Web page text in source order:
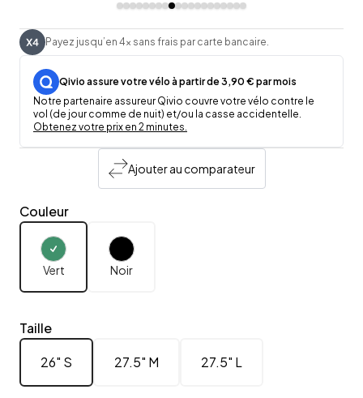
Payez jusqu’en 4x sans frais par carte bancaire.
Qivio assure votre vélo à partir de 3,90 € par mois
Notre partenaire assureur Qivio couvre votre vélo contre le
vol (de jour comme de nuit) et/ou la casse accidentelle.
Obtenez votre prix en 2 minutes.
Ajouter au comparateur
Couleur
Vert Noir
Taille
26" S
27.5" M 27.5" L